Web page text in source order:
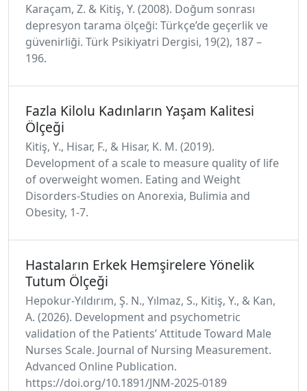
Karaçam, Z. & Kitiş, Y. (2008). Doğum sonrası
depresyon tarama ölçeği: Türkçe’de geçerlik ve
güvenirliği. Türk Psikiyatri Dergisi, 19(2), 187 –
196.
Fazla Kilolu Kadınların Yaşam Kalitesi
Ölçeği
Kitiş, Y., Hisar, F., & Hisar, K. M. (2019).
Development of a scale to measure quality of life
of overweight women. Eating and Weight
Disorders-Studies on Anorexia, Bulimia and
Obesity, 1-7.
Hastaların Erkek Hemşirelere Yönelik
Tutum Ölçeği
Hepokur-Yıldırım, Ş. N., Yılmaz, S., Kitiş, Y., & Kan,
A. (2026). Development and psychometric
validation of the Patients’ Attitude Toward Male
Nurses Scale. Journal of Nursing Measurement.
Advanced Online Publication.
https://doi.org/10.1891/JNM-2025-0189